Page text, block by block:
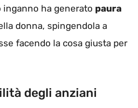
inganno ha generato paura
donna, spingendola a
facendo la cosa giusta per
degli anziani